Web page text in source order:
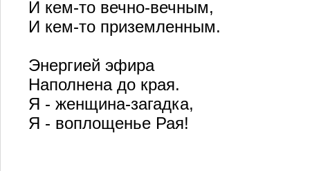
И кем-то вечно-вечным,
И кем-то приземленным.
Энергией эфира
Наполнена до края.
Я - женщина-загадка,
Я - воплощенье Рая!